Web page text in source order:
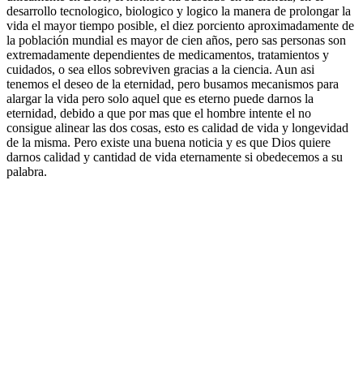
desarrollo tecnologico, biologico y logico la manera de prolongar la
vida el mayor tiempo posible, el diez porciento aproximadamente de
la población mundial es mayor de cien años, pero sas personas son
extremadamente dependientes de medicamentos, tratamientos y
cuidados, o sea ellos sobreviven gracias a la ciencia. Aun asi
tenemos el deseo de la eternidad, pero busamos mecanismos para
alargar la vida pero solo aquel que es eterno puede darnos la
eternidad, debido a que por mas que el hombre intente el no
consigue alinear las dos cosas, esto es calidad de vida y longevidad
de la misma. Pero existe una buena noticia y es que Dios quiere
darnos calidad y cantidad de vida eternamente si obedecemos a su
palabra.